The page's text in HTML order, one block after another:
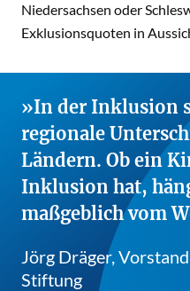
Niedersachsen oder
Exklusionsquoten in
In der Inklusion
regionale
Ländern. Ob ein
Inklusion hat,
maßgeblich vom
Jörg Dräger,
Stiftung